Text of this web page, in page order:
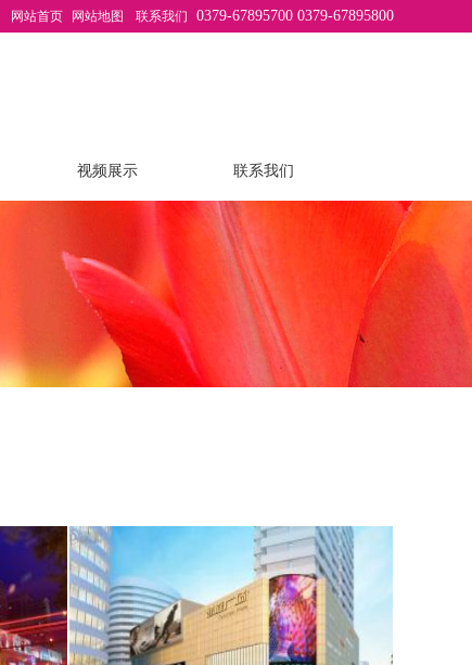
网站首页 网站地图 联系我们 0379-67895700 0379-67895800
视频展示 联系我们